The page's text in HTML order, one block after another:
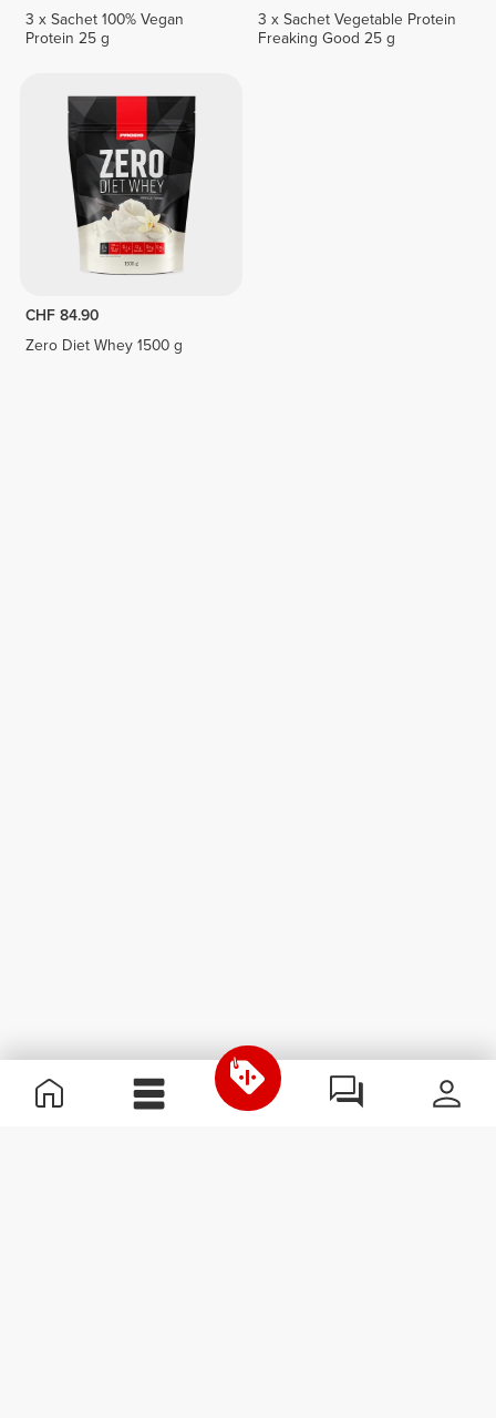
3 x Sachet 100% Vegan
Protein 25 g
3 x Sachet Vegetable Protein
Freaking Good 25 g
CHF 84.90
Zero Diet Whey 1500 g